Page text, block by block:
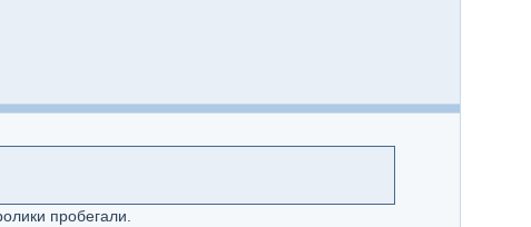
пробегали.